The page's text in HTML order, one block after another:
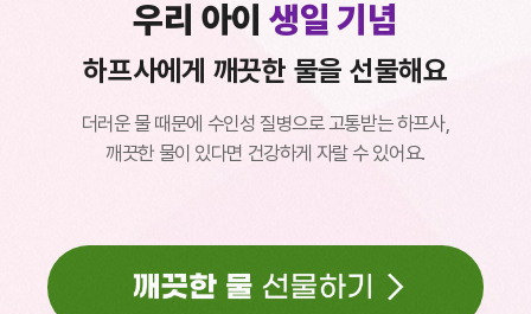
우리 아이 생일 기념
하프사에게 깨끗한 물을 선물해요
더러운 물 때문에 수인성 질병으로 고통받는 하프사,
깨끗한 물이 있다면 건강하게 자랄 수 있어요.
첫번째결혼기념일
질로에게 깨끗한 물을 선물해요
매일 10km를 걸어 깨끗한 물을 구하러 가는 질로,
깨끗한 물이 있다면 학교에 갈 수 있어요.
응원하는 연예인의데뷔기념일
아델에게 깨끗한 물을 선물해요
태어나서 한번도 깨끗한 물을 마셔본 적 없는 아델,
매일 깨끗한 물을 마시고 싶어요.
우리 아이 생일 기념
하프사에게 깨끗한 물을 선물해요
더러운 물 때문에 수인성 질병으로 고통받는 하프사,
깨끗한 물이 있다면 건강하게 자랄 수 있어요.
첫번째결혼기념일
질로에게 깨끗한 물을 선물해요
매일 10km를 걸어 깨끗한 물을 구하러 가는 질로,
깨끗한 물이 있다면 학교에 갈 수 있어요.